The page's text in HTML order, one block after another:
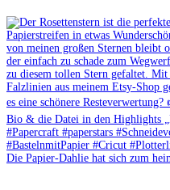
Die Papier-Dahlie hat sich zum